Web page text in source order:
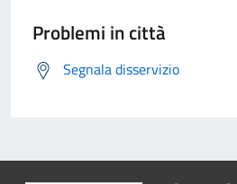
Problemi in città
Segnala disservizio